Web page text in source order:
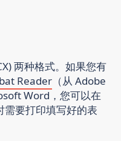
两种格式。如果您有
Reader （从 Adobe
Word，您可以在
需要打印填写好的表